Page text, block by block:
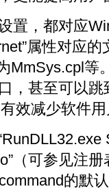
，都对应
属性对应
MmSys.cpl等
，甚至可以跳
效减少软件
（可参见注
的默